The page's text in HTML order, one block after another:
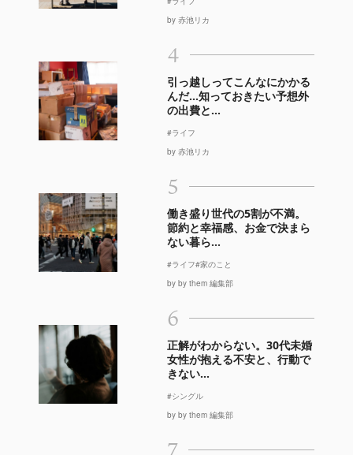
by 赤池リカ
4
引っ越しってこんなにかかる
んだ…知っておきたい予想外
の出費と...
#ライフ
by 赤池リカ
5
働き盛り世代の5割が不満。
節約と幸福感、お金で決まら
ない暮ら...
#ライフ#家のこと
by by them 編集部
6
正解がわからない。30代未婚
女性が抱える不安と、行動で
きない...
#シングル
by by them 編集部